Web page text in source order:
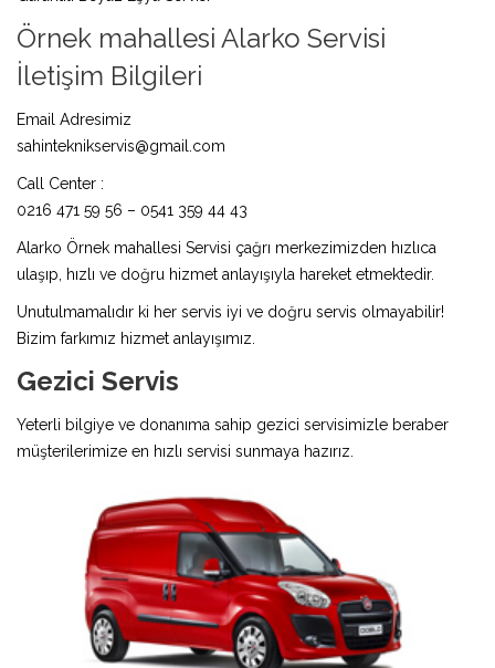
Örnek mahallesi Alarko Servisi
İletişim Bilgileri
Email Adresimiz
sahinteknikservis@gmail.com
Call Center :
0216 471 59 56 – 0541 359 44 43
Alarko Örnek mahallesi Servisi çağrı merkezimizden hızlıca
ulaşıp, hızlı ve doğru hizmet anlayışıyla hareket etmektedir.
Unutulmamalıdır ki her servis iyi ve doğru servis olmayabilir!
Bizim farkımız hizmet anlayışımız.
Gezici Servis
Yeterli bilgiye ve donanıma sahip gezici servisimizle beraber
müşterilerimize en hızlı servisi sunmaya hazırız.